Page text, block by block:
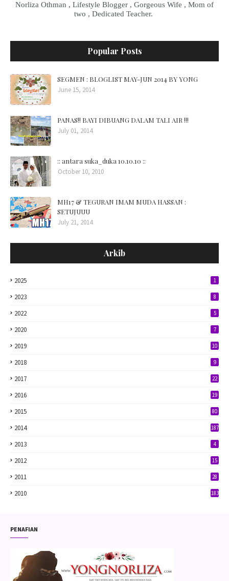
Norliza Othman , Lifestyle Blogger , Gorgeous Wife , Mom of
two , Dedicated Teacher.
Popular Posts
SEGMEN : BLOGLIST MAY-JUN 2014 BY YONG
June 15, 2014
PANAS!! BAYI DIBUANG DALAM TALI AIR !!!
July 01, 2014
:: antara suka_duka 10.10.10 ::
October 10, 2010
MH17 & TEGURAN IMAM MUDA HASSAN :
SETUJUUU
July 21, 2014
Arkib
2025 1
2023 8
2022 5
2020 7
2019 10
2018 9
2017 22
2016 19
2015 80
2014 187
2013 4
2012 15
2011 28
2010 183
PENAFIAN